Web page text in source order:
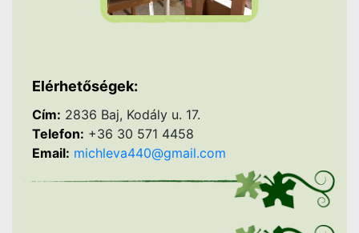
Elérhetőségek:
Cím: 2836 Baj, Kodály u. 17.
Telefon: +36 30 571 4458
Email: michleva440@gmail.com